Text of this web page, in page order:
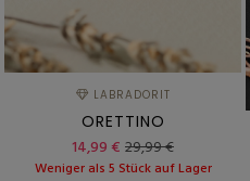
LABRADORIT
ORETTINO
14,99 € 29,99 €
Weniger als 5 Stück auf Lager